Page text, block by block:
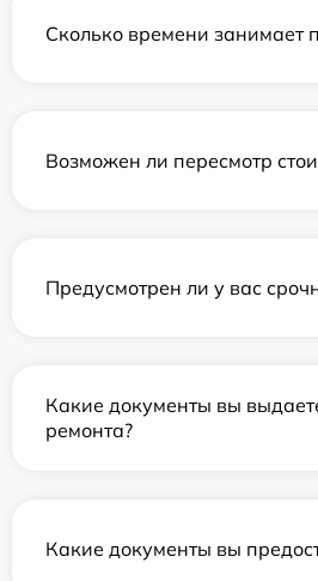
Сколько времени занимает
Возможен ли пересмотр
Предусмотрен ли у вас
Какие документы вы
ремонта?
Какие документы вы